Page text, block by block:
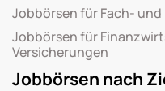
Jobbörsen für Fach-
Jobbörsen für
Versicherungen
Jobbörsen nach